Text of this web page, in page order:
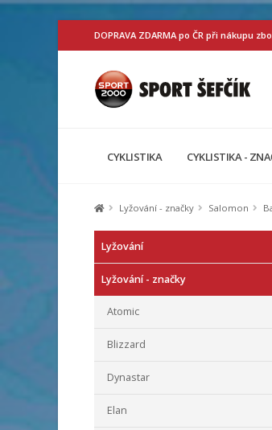
DOPRAVA ZDARMA po ČR při nákupu
CYKLISTIKA CYKLISTIKA -
Lyžování - značky Salomon
Lyžování
Lyžování - značky
Atomic
Blizzard
Dynastar
Elan